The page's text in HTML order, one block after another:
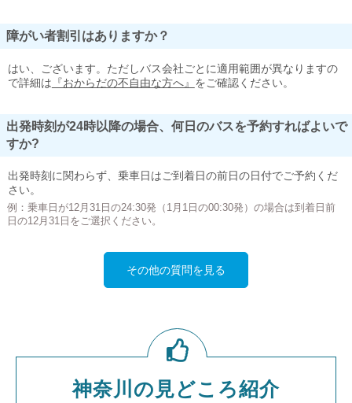
障がい者割引はありますか？
はい、ございます。ただしバス会社ごとに適用範囲が異なりますの
で詳細は 『おからだの不自由な方へ』 をご確認ください。
出発時刻が24時以降の場合、何日のバスを予約すればよいで
すか?
出発時刻に関わらず、乗車日はご到着日の前日の日付でご予約くだ
さい。
例：乗車日が12月31日の24:30発（1月1日の00:30発）の場合は到着日前
日の12月31日をご選択ください。
その他の質問を見る
神奈川の見どころ紹介